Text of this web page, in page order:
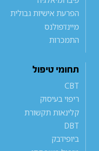
הפרעת אישיות גבולית
מיינדפולנס
התמכרות
תחומי טיפול
CBT
ריפוי בעיסוק
קלינאות תקשורת
DBT
ביופידבק